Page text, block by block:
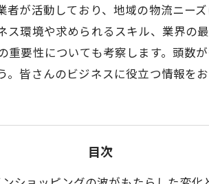
が活動しており、地域の物流ニー
環境や求められるスキル、業界の
要性についても考察します。頭数
皆さんのビジネスに役立つ情報をお
目次